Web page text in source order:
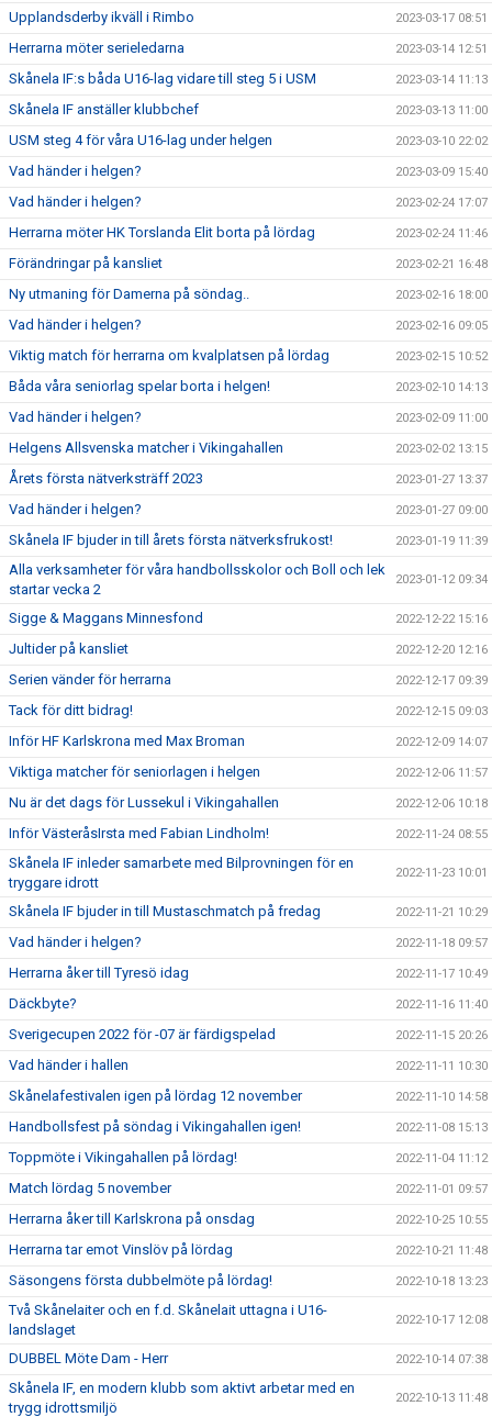
Upplandsderby ikväll i Rimbo 2023-03-17 08:51
Herrarna möter serieledarna 2023-03-14 12:51
Skånela IF:s båda U16-lag vidare till steg 5 i USM 2023-03-14 11:13
Skånela IF anställer klubbchef 2023-03-13 11:00
USM steg 4 för våra U16-lag under helgen 2023-03-10 22:02
Vad händer i helgen? 2023-03-09 15:40
Vad händer i helgen? 2023-02-24 17:07
Herrarna möter HK Torslanda Elit borta på lördag 2023-02-24 11:46
Förändringar på kansliet 2023-02-21 16:48
Ny utmaning för Damerna på söndag.. 2023-02-16 18:00
Vad händer i helgen? 2023-02-16 09:05
Viktig match för herrarna om kvalplatsen på lördag 2023-02-15 10:52
Båda våra seniorlag spelar borta i helgen! 2023-02-10 14:13
Vad händer i helgen? 2023-02-09 11:00
Helgens Allsvenska matcher i Vikingahallen 2023-02-02 13:15
Årets första nätverksträff 2023 2023-01-27 13:37
Vad händer i helgen? 2023-01-27 09:00
Skånela IF bjuder in till årets första nätverksfrukost! 2023-01-19 11:39
Alla verksamheter för våra handbollsskolor och Boll och lek
startar vecka 2
2023-01-12 09:34
Sigge & Maggans Minnesfond 2022-12-22 15:16
Jultider på kansliet 2022-12-20 12:16
Serien vänder för herrarna 2022-12-17 09:39
Tack för ditt bidrag! 2022-12-15 09:03
Inför HF Karlskrona med Max Broman 2022-12-09 14:07
Viktiga matcher för seniorlagen i helgen 2022-12-06 11:57
Nu är det dags för Lussekul i Vikingahallen 2022-12-06 10:18
Inför VästeråsIrsta med Fabian Lindholm! 2022-11-24 08:55
Skånela IF inleder samarbete med Bilprovningen för en
tryggare idrott
2022-11-23 10:01
Skånela IF bjuder in till Mustaschmatch på fredag 2022-11-21 10:29
Vad händer i helgen? 2022-11-18 09:57
Herrarna åker till Tyresö idag 2022-11-17 10:49
Däckbyte? 2022-11-16 11:40
Sverigecupen 2022 för -07 är färdigspelad 2022-11-15 20:26
Vad händer i hallen 2022-11-11 10:30
Skånelafestivalen igen på lördag 12 november 2022-11-10 14:58
Handbollsfest på söndag i Vikingahallen igen! 2022-11-08 15:13
Toppmöte i Vikingahallen på lördag! 2022-11-04 11:12
Match lördag 5 november 2022-11-01 09:57
Herrarna åker till Karlskrona på onsdag 2022-10-25 10:55
Herrarna tar emot Vinslöv på lördag 2022-10-21 11:48
Säsongens första dubbelmöte på lördag! 2022-10-18 13:23
Två Skånelaiter och en f.d. Skånelait uttagna i U16-
landslaget
2022-10-17 12:08
DUBBEL Möte Dam - Herr 2022-10-14 07:38
Skånela IF, en modern klubb som aktivt arbetar med en
trygg idrottsmiljö
2022-10-13 11:48